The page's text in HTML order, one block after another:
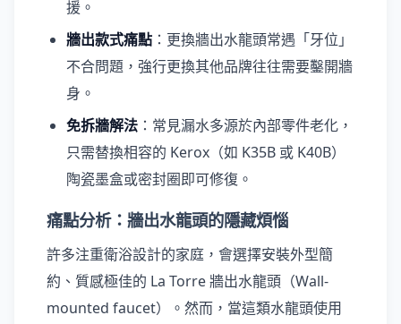
援。
牆出款式痛點 ：更換牆出水龍頭常遇「牙位」
不合問題，強行更換其他品牌往往需要鑿開牆
身。
免拆牆解法 ：常見漏水多源於內部零件老化，
只需替換相容的 Kerox（如 K35B 或 K40B）
陶瓷墨盒或密封圈即可修復。
痛點分析：牆出水龍頭的隱藏煩惱
許多注重衛浴設計的家庭，會選擇安裝外型簡
約、質感極佳的 La Torre 牆出水龍頭（Wall-
mounted faucet）。然而，當這類水龍頭使用